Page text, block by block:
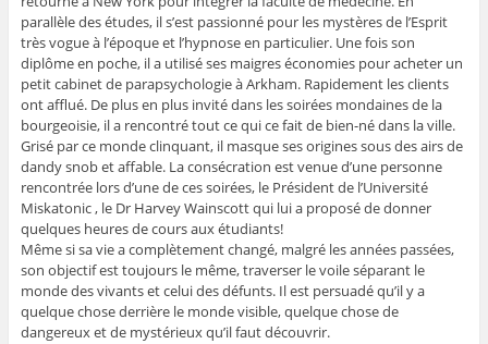
parallèle des études, il s’est passionné pour les mystères de l’Esprit
très vogue à l’époque et l’hypnose en particulier. Une fois son
diplôme en poche, il a utilisé ses maigres économies pour acheter un
petit cabinet de parapsychologie à Arkham. Rapidement les clients
ont afflué. De plus en plus invité dans les soirées mondaines de la
bourgeoisie, il a rencontré tout ce qui ce fait de bien-né dans la ville.
Grisé par ce monde clinquant, il masque ses origines sous des airs de
dandy snob et affable. La consécration est venue d’une personne
rencontrée lors d’une de ces soirées, le Président de l’Université
Miskatonic , le Dr Harvey Wainscott qui lui a proposé de donner
quelques heures de cours aux étudiants!
Même si sa vie a complètement changé, malgré les années passées,
son objectif est toujours le même, traverser le voile séparant le
monde des vivants et celui des défunts. Il est persuadé qu’il y a
quelque chose derrière le monde visible, quelque chose de
dangereux et de mystérieux qu’il faut découvrir.